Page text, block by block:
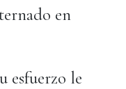
en
esfuerzo le